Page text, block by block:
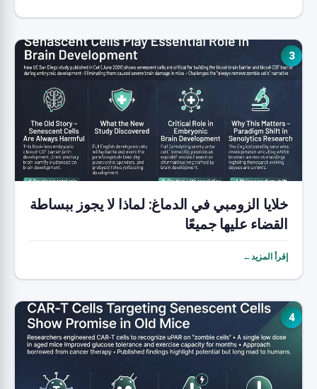
3
خلايا الزومبي في الدماغ: لماذا لا يجوز ببساطة
القضاء عليها جميعًا
إقرأ المزيد←
4